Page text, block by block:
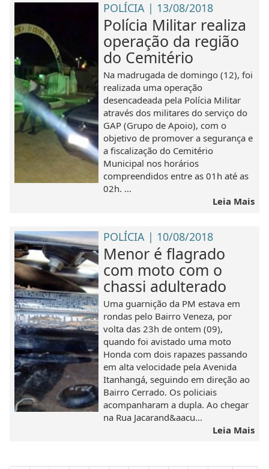
POLÍCIA | 13/08/2018
Polícia Militar realiza
operação da região
do Cemitério
Na madrugada de domingo (12), foi
realizada uma operação
desencadeada pela Polícia Militar
através dos militares do serviço do
GAP (Grupo de Apoio), com o
objetivo de promover a segurança e
a fiscalização do Cemitério
Municipal nos horários
compreendidos entre as 01h até as
02h. ...
Leia Mais
POLÍCIA | 10/08/2018
Menor é flagrado
com moto com o
chassi adulterado
Uma guarnição da PM estava em
rondas pelo Bairro Veneza, por
volta das 23h de ontem (09),
quando foi avistado uma moto
Honda com dois rapazes passando
em alta velocidade pela Avenida
Itanhangá, seguindo em direção ao
Bairro Cerrado. Os policiais
acompanharam a dupla. Ao chegar
na Rua Jacarand&aacu...
Leia Mais